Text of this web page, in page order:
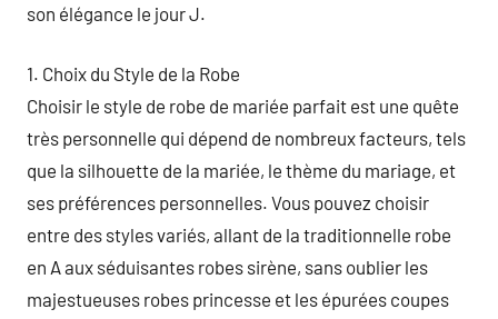
son élégance le jour J.
1. Choix du Style de la Robe
Choisir le style de robe de mariée parfait est une quête
très personnelle qui dépend de nombreux facteurs, tels
que la silhouette de la mariée, le thème du mariage, et
ses préférences personnelles. Vous pouvez choisir
entre des styles variés, allant de la traditionnelle robe
en A aux séduisantes robes sirène, sans oublier les
majestueuses robes princesse et les épurées coupes